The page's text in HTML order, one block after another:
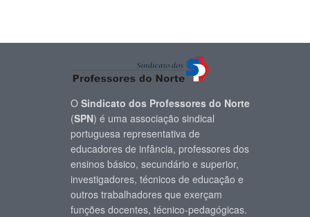
O Sindicato dos Professores do Norte
(SPN) é uma associação sindical
portuguesa representativa de
educadores de infância, professores dos
ensinos básico, secundário e superior,
investigadores, técnicos de educação e
outros trabalhadores que exerçam
funções docentes, técnico-pedagógicas.